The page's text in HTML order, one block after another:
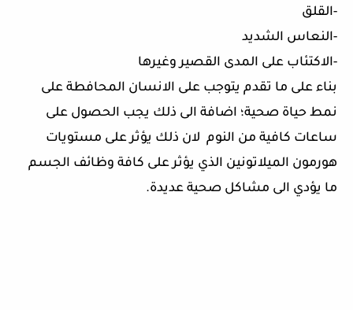
-القلق
-النعاس الشديد
-الاكتئاب على المدى القصير وغيرها
بناء على ما تقدم يتوجب على الانسان المحافطة على
نمط حياة صحية؛ اضافة الى ذلك يجب الحصول على
ساعات كافية من النوم لان ذلك يؤثر على مستويات
هورمون الميلاتونين الذي يؤثر على كافة وظائف الجسم
ما يؤدي الى مشاكل صحية عديدة.